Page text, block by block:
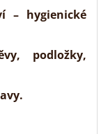
– hygienické
podložky,